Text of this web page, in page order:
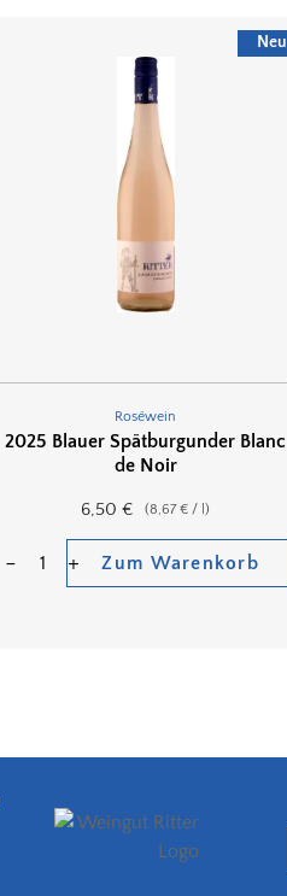
Neu
Roséwein
2025 Blauer Spätburgunder Blanc
de Noir
6,50€ (8,67€ / l)
Zum Warenkorb